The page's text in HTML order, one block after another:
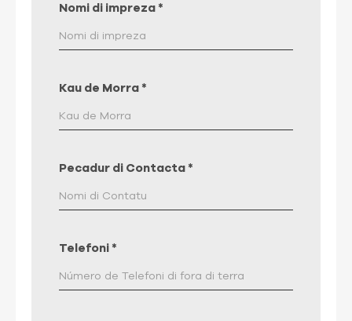
Nomi di impreza *
Kau de Morra *
Pecadur di Contacta *
Telefoni *